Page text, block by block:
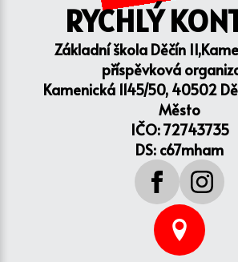
RYCHLÝ
Základní škola Děčín
příspěvková
Kamenická 1145/50, 40502
Město
IČO: 72743735
DS: c67mham